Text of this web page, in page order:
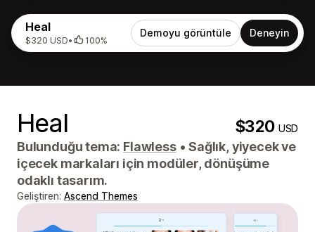
Heal
$320 USD• 100%
Demoyu görüntüle Deneyin
Heal $320USD
Bulunduğu tema: Flawless • Sağlık, yiyecek ve
içecek markaları için modüler, dönüşüme
odaklı tasarım.
Geliştiren: Ascend Themes